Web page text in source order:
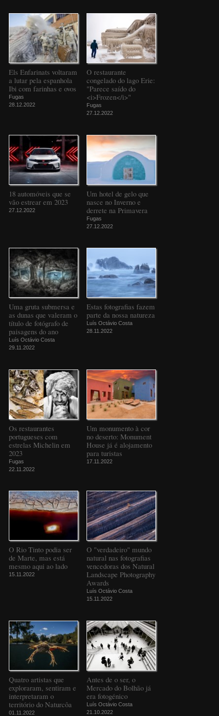
Els Enfarinats voltaram
a lutar pela espanhola
Ibi com farinhas e ovos
Fugas
28.12.2022
O restaurante
congelado do lago Erie:
"Parece saído do
<i>Frozen</i>"
Fugas
27.12.2022
18 automóveis que se
vão estrear em 2023
27.12.2022
Um hotel de gelo que
nasce no Inverno e
derrete na Primavera
Fugas
27.12.2022
Uma gruta submersa e
as dunas que valeram o
título de fotógrafo de
paisagens do ano
Luís Octávio Costa
29.11.2022
Estas fotografias fazem
parte da nossa natureza
Luís Octávio Costa
28.11.2022
Os restaurantes
portugueses com
estrelas Michelin em
2023
Fugas
22.11.2022
Um monumento à cor
no deserto: Monument
House já é alojamento
para turistas
17.11.2022
O Rio Tinto podia ser
de Marte, mas está
mesmo aqui ao lado
15.11.2022
O "verdadeiro" mundo
natural nas fotografias
vencedoras dos Natural
Landscape Photography
Awards
Luís Octávio Costa
15.11.2022
Quatro artistas que
exploraram, sentiram e
interpretaram o
território do Naturcôa
01.11.2022
Antes de o ser, o
Mercado do Bolhão já
era fotogénico
Luís Octávio Costa
21.10.2022